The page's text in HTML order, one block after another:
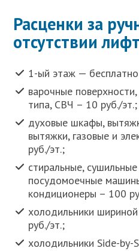
Расценки за
отсутствии
1-ый этаж —
варочные
типа, СВЧ – 10 руб./эт.;
духовые шкафы,
вытяжки, газовые и
руб./эт.;
стиральные,
посудомоечные
кондиционеры – 100
холодильники
руб./эт.;
холодильники Side-by-